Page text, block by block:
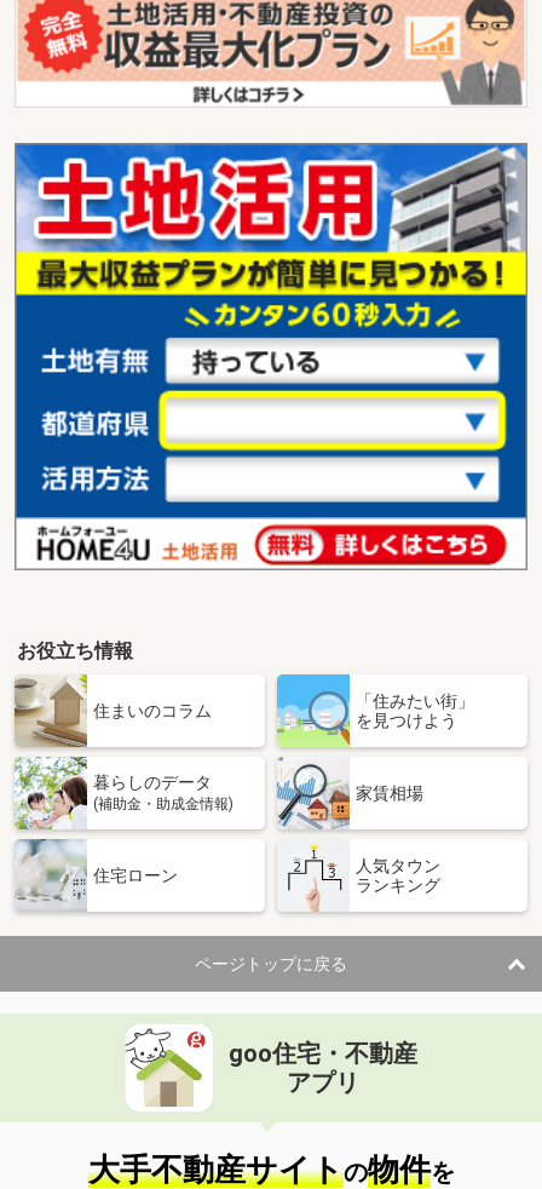
価 格
1,180万円
住 所
新潟県新潟市西区坂井
用途地域 １種低層
土地面積 234.85m²
新潟県新潟市中央区古町通１３番町
価 格
498万円
住 所
新潟県新潟市中央区古町通１３番町
用途地域 １種中高
土地面積 92.23m²
新潟県新潟市中央区信濃町
価 格
2,948万円
住 所
新潟県新潟市中央区信濃町
用途地域 １種中高
土地面積 218.4m²
新潟県新潟市中央区附船町１
価 格
604.20万円
新潟県新潟市中央区関屋田町２
価 格
2,100万円
住 所
新潟県新潟市中央区関屋田町２
用途地域 ２種中高
土地面積 173.54m²
新潟県新潟市中央区神道寺３
価 格
1,480万円
住 所
新潟県新潟市中央区神道寺３
土地面積 188.65m²
新潟県新潟市中央区米山３
用途地域 ２種中高
お役立ち情報
住まいのコラム
「住みたい街」
を見つけよう
暮らしのデータ
(補助金・助成金情報)
家賃相場
住宅ローン
人気タウン
ランキング
ページトップに戻る
goo住宅・不動産
アプリ
大手不動産サイトの物件を